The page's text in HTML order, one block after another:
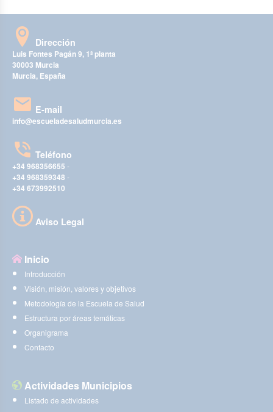
Dirección
Luis Fontes Pagán 9, 1ª planta
30003 Murcia
Murcia, España
E-mail
info@escueladesaludmurcia.es
Teléfono
+34 968356655 -
+34 968359348 -
+34 673992510
Aviso Legal
Inicio
Introducción
Visión, misión, valores y objetivos
Metodología de la Escuela de Salud
Estructura por áreas temáticas
Organigrama
Contacto
Actividades Municipios
Listado de actividades